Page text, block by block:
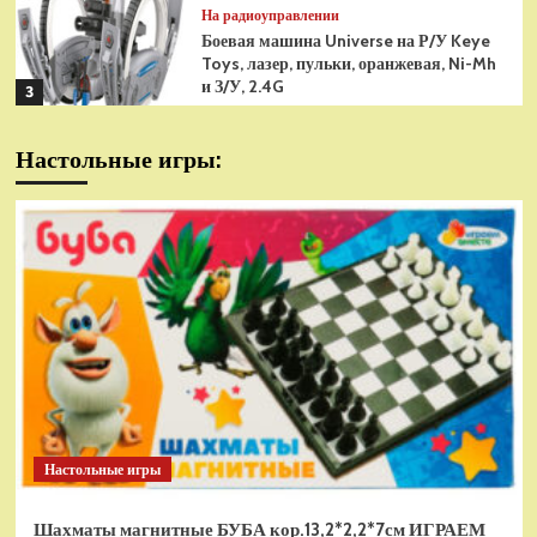
3
На радиоуправлении
Боевая машина Universe на Р/У Keye
Toys, лазер, пульки, оранжевая, Ni-Mh
и З/У, 2.4G
Радиоуправляемая модель
(HN1586)
На радиоуправлении
Р/У танк Taigen 1/16
Panzerkampfwagen III (Германия) HC
(для ИК танкового боя) V3 2.4G RTR,
TG3848-1HC-IR3.0
1
На радиоуправлении
Радиоуправляемый танк Torro
Sturmtiger Panzer 1к16
(TR1111700300)
Настольные игры:
Настольные игры
Шахматы магнитные БУБА кор.13,2*2,2*7см ИГРАЕМ